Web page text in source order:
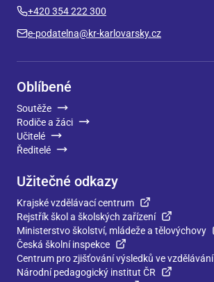
+420 354 222 300
e-podatelna@kr-karlovarsky.cz
Oblíbené
Soutěže
Rodiče a žáci
Učitelé
Ředitelé
Užitečné odkazy
Krajské vzdělávací centrum
Rejstřík škol a školských zařízení
Ministerstvo školství, mládeže a tělovýchovy
Česká školní inspekce
Centrum pro zjišťování výsledků ve vzdělávání
Národní pedagogický institut ČR